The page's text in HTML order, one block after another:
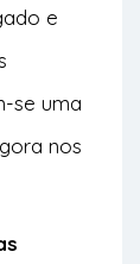
e
se uma
nos